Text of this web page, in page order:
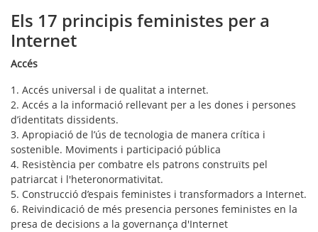
Els 17 principis feministes per a
Internet
Accés
1. Accés universal i de qualitat a internet.
2. Accés a la informació rellevant per a les dones i persones
d’identitats dissidents.
3. Apropiació de l’ús de tecnologia de manera crítica i
sostenible. Moviments i participació pública
4. Resistència per combatre els patrons construïts pel
patriarcat i l'heteronormativitat.
5. Construcció d’espais feministes i transformadors a Internet.
6. Reivindicació de més presencia persones feministes en la
presa de decisions a la governança d'Internet